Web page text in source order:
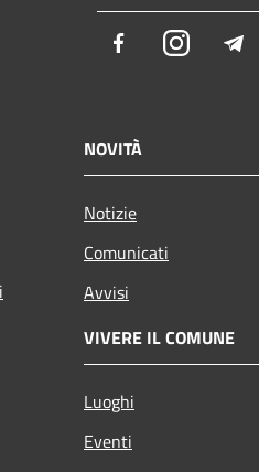
FacebookInstagram
NOVITÀ
Notizie
Comunicati
Avvisi
VIVERE IL COMUNE
Luoghi
Eventi